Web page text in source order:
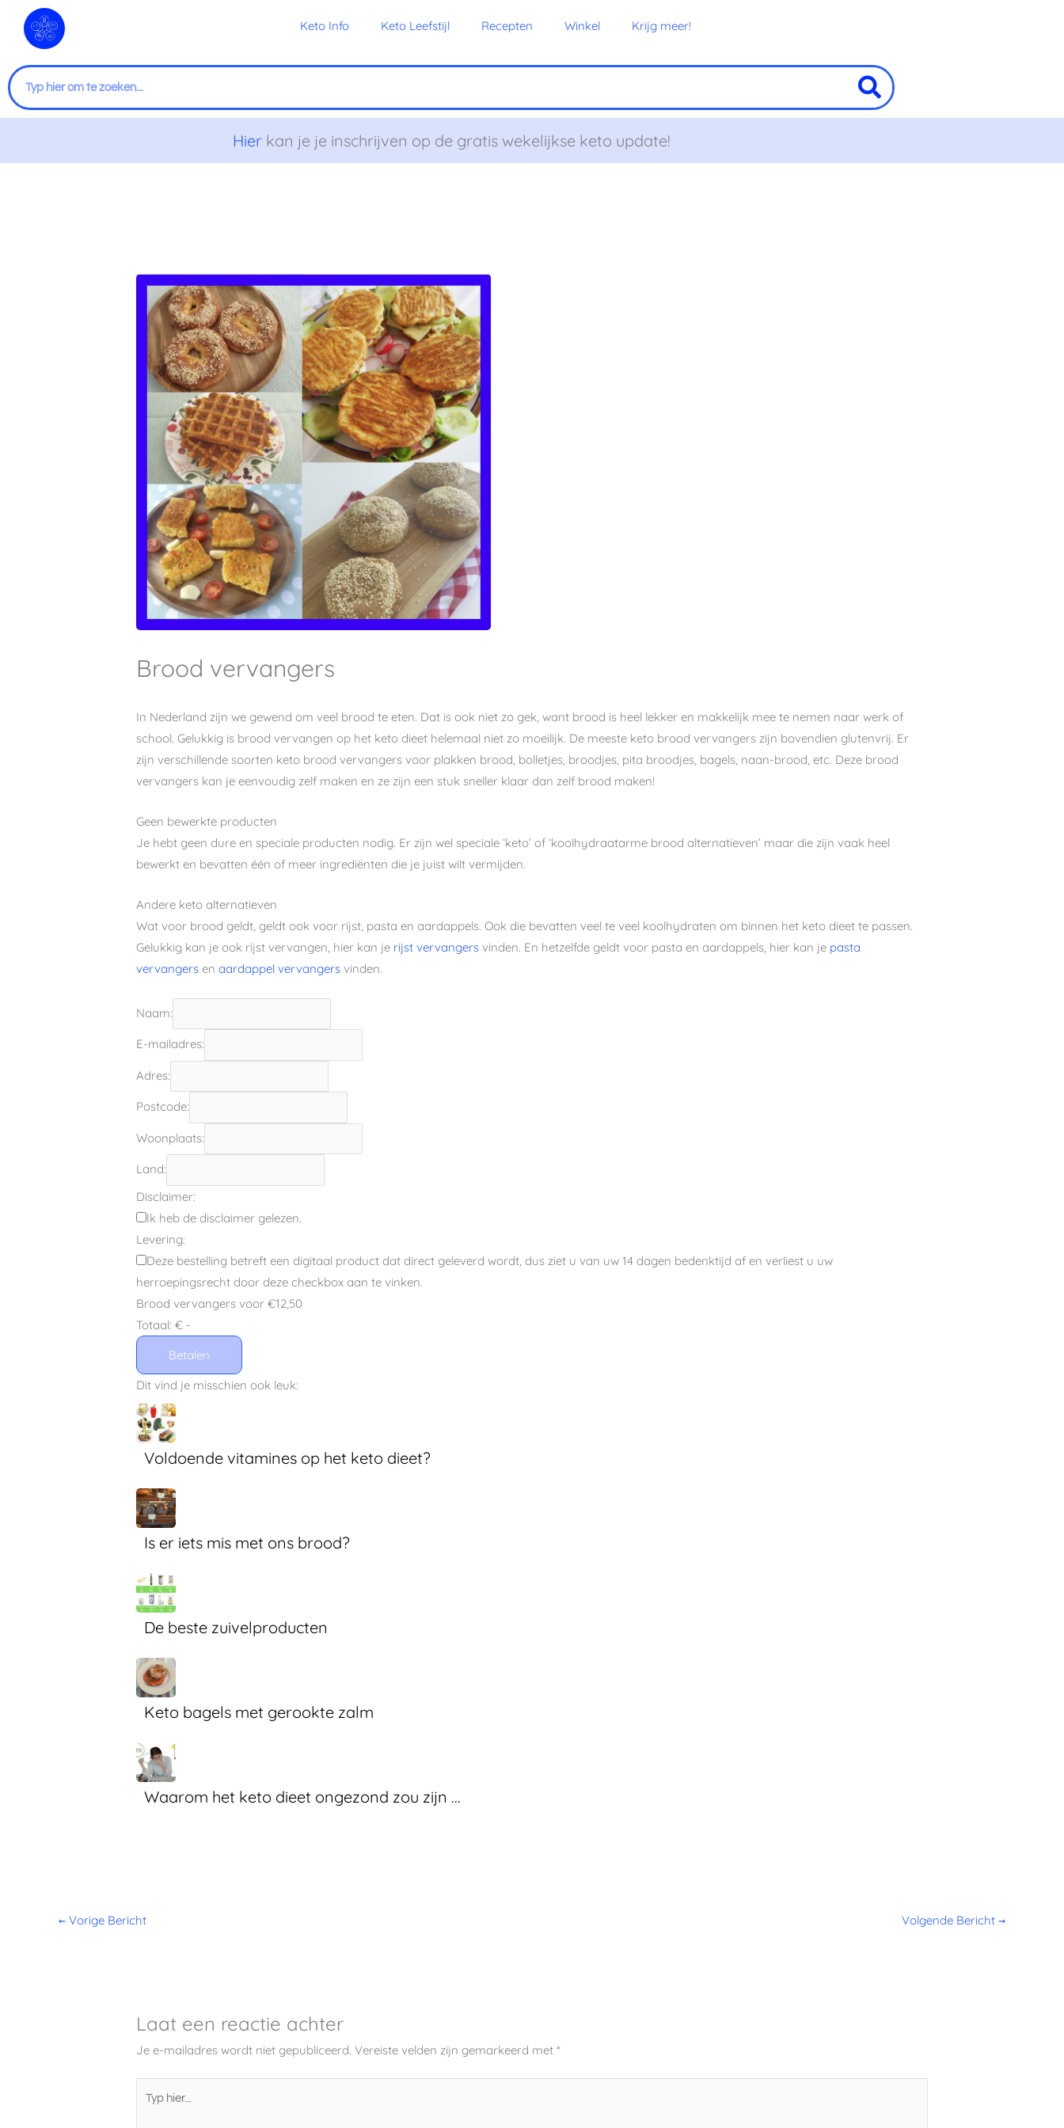
naar
inhoud
Keto Info Keto Leefstijl Recepten Winkel Krijg meer!
Zoeken
Hierkan je je inschrijven op de gratis wekelijkse keto update!
Brood vervangers
In Nederland zijn we gewend om veel brood te eten. Dat is ook niet zo gek, want brood is heel lekker en makkelijk mee te nemen naar werk of
school. Gelukkig is brood vervangen op het keto dieet helemaal niet zo moeilijk. De meeste keto brood vervangers zijn bovendien glutenvrij. Er
zijn verschillende soorten keto brood vervangers voor plakken brood, bolletjes, broodjes, pita broodjes, bagels, naan-brood, etc. Deze brood
vervangers kan je eenvoudig zelf maken en ze zijn een stuk sneller klaar dan zelf brood maken!
Geen bewerkte producten
Je hebt geen dure en speciale producten nodig. Er zijn wel speciale ‘keto’ of ‘koolhydraatarme brood alternatieven’ maar die zijn vaak heel
bewerkt en bevatten één of meer ingrediënten die je juist wilt vermijden.
Andere keto alternatieven
Wat voor brood geldt, geldt ook voor rijst, pasta en aardappels. Ook die bevatten veel te veel koolhydraten om binnen het keto dieet te passen.
Gelukkig kan je ook rijst vervangen, hier kan je rijst vervangers vinden. En hetzelfde geldt voor pasta en aardappels, hier kan je pasta
vervangersen aardappel vervangers vinden.
Naam:
E-mailadres:
Adres:
Postcode:
Woonplaats:
Land:
Disclaimer:
Ik heb de disclaimer gelezen.
Levering:
Deze bestelling betreft een digitaal product dat direct geleverd wordt, dus ziet u van uw 14 dagen bedenktijd af en verliest u uw
herroepingsrecht door deze checkbox aan te vinken.
Brood vervangers voor €12,50
Totaal:€ -
Betalen
Dit vind je misschien ook leuk:
Voldoende vitamines op het keto dieet?
Is er iets mis met ons brood?
De beste zuivelproducten
Keto bagels met gerookte zalm
Waarom het keto dieet ongezond zou zijn ...
← Vorige Bericht Volgende Bericht →
Laat een reactie achter
Je e-mailadres wordt niet gepubliceerd. Vereiste velden zijn gemarkeerd met*